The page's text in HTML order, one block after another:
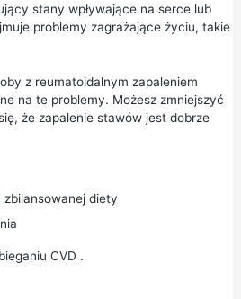
stany wpływające na serce lub
problemy zagrażające życiu, takie
z reumatoidalnym zapaleniem
na te problemy. Możesz zmniejszyć
że zapalenie stawów jest dobrze
zbilansowanej diety
CVD .